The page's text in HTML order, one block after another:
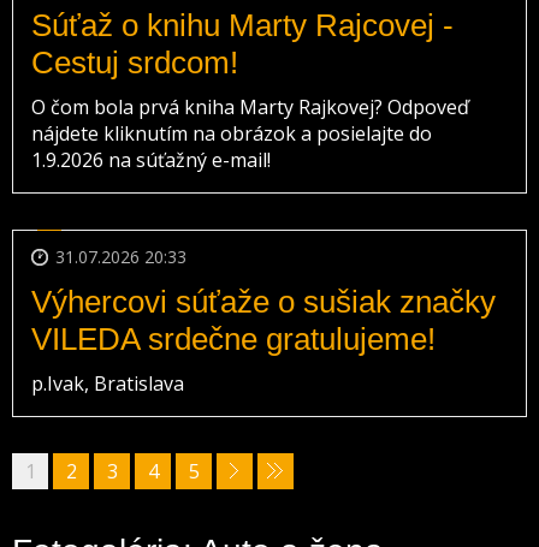
Súťaž o knihu Marty Rajcovej -
Cestuj srdcom!
O čom bola prvá kniha Marty Rajkovej? Odpoveď
nájdete kliknutím na obrázok a posielajte do
1.9.2026 na súťažný e-mail!
31.07.2026 20:33
Výhercovi súťaže o sušiak značky
VILEDA srdečne gratulujeme!
p.Ivak, Bratislava
1 2 3 4 5